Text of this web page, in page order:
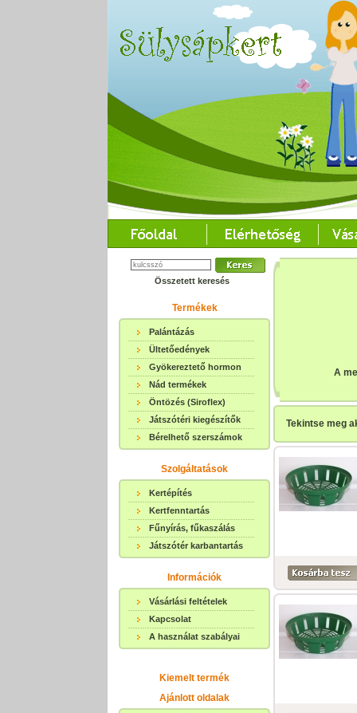
Összetett keresés
Termékek
Palántázás
Ültetőedények
Gyökereztető hormon
Nád termékek
Öntözés (Siroflex)
Játszótéri kiegészítők
Bérelhető szerszámok
Szolgáltatások
Kertépítés
Kertfenntartás
Fűnyírás, fűkaszálás
Játszótér karbantartás
Információk
Vásárlási feltételek
Kapcsolat
A használat szabályai
Kiemelt termék
Ajánlott oldalak
A
Tekintse meg